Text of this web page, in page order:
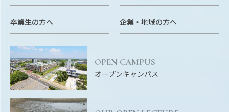
卒業生の方へ 企業・地域の方へ
OPEN CAMPUS
オープンキャンパス